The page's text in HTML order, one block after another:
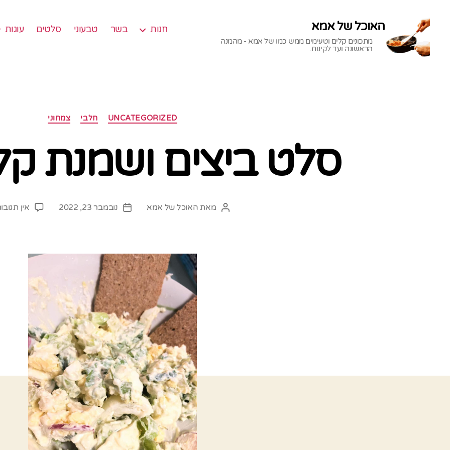
האוכל של אמא
מתכונים קלים וטעימים ממש כמו של אמא - מהמנה
הראשונה ועד לקינוח.
חנות בשר טבעוני סלטים עוגות
קטגוריותUNCATEGORIZED חלבי צמחוני
סלט ביצים ושמנת
המחבר
מאת האוכל של אמא
תאריךנובמבר 23, 2022 אין